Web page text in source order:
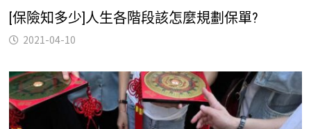
[保險知多少]人生各階段該怎麼規劃保單?
2021-04-10